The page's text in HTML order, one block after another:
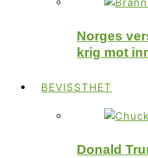
Norges
krig mot
BEVISSTHET
Donald